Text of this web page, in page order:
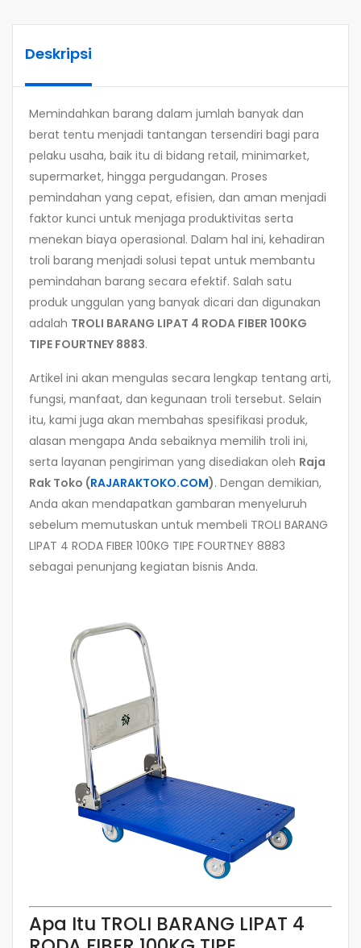
Deskripsi
Memindahkan barang dalam jumlah banyak dan
berat tentu menjadi tantangan tersendiri bagi para
pelaku usaha, baik itu di bidang retail, minimarket,
supermarket, hingga pergudangan. Proses
pemindahan yang cepat, efisien, dan aman menjadi
faktor kunci untuk menjaga produktivitas serta
menekan biaya operasional. Dalam hal ini, kehadiran
troli barang menjadi solusi tepat untuk membantu
pemindahan barang secara efektif. Salah satu
produk unggulan yang banyak dicari dan digunakan
adalah TROLI BARANG LIPAT 4 RODA FIBER 100KG
TIPE FOURTNEY 8883.
Artikel ini akan mengulas secara lengkap tentang arti,
fungsi, manfaat, dan kegunaan troli tersebut. Selain
itu, kami juga akan membahas spesifikasi produk,
alasan mengapa Anda sebaiknya memilih troli ini,
serta layanan pengiriman yang disediakan oleh Raja
Rak Toko (RAJARAKTOKO.COM). Dengan demikian,
Anda akan mendapatkan gambaran menyeluruh
sebelum memutuskan untuk membeli TROLI BARANG
LIPAT 4 RODA FIBER 100KG TIPE FOURTNEY 8883
sebagai penunjang kegiatan bisnis Anda.
Apa Itu TROLI BARANG LIPAT 4